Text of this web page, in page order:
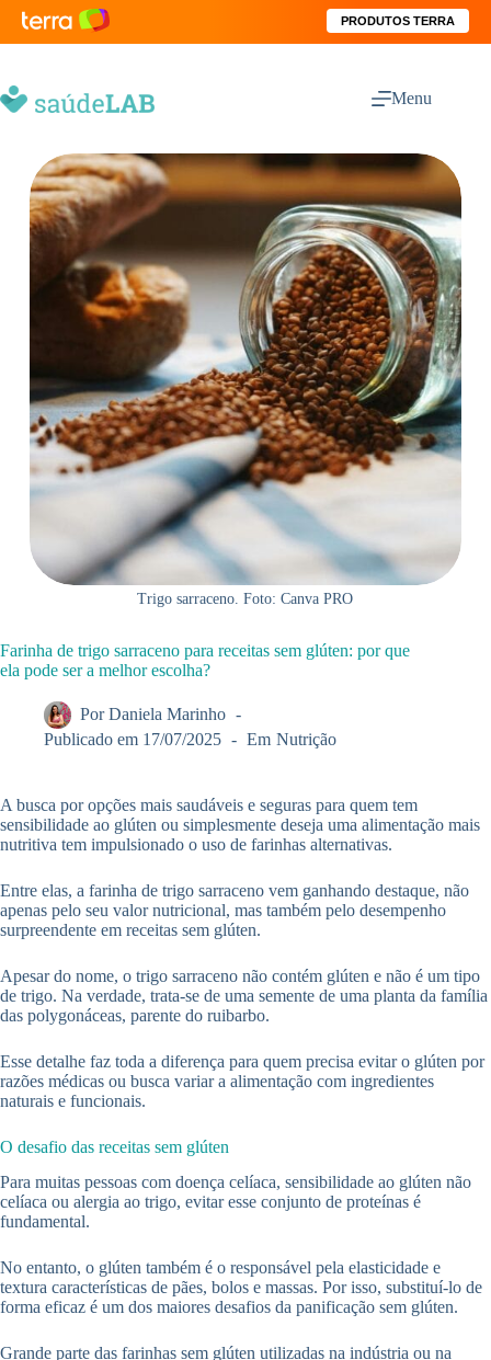
PRODUTOS TERRA
Menu
Trigo sarraceno. Foto: Canva PRO
Farinha de trigo sarraceno para receitas sem glúten: por que
ela pode ser a melhor escolha?
Por Daniela Marinho
Publicado em 17/07/2025 Em Nutrição
A busca por opções mais saudáveis e seguras para quem tem
sensibilidade ao glúten ou simplesmente deseja uma alimentação mais
nutritiva tem impulsionado o uso de farinhas alternativas.
Entre elas, a farinha de trigo sarraceno vem ganhando destaque, não
apenas pelo seu valor nutricional, mas também pelo desempenho
surpreendente em receitas sem glúten.
Apesar do nome, o trigo sarraceno não contém glúten e não é um tipo
de trigo. Na verdade, trata-se de uma semente de uma planta da família
das polygonáceas, parente do ruibarbo.
Esse detalhe faz toda a diferença para quem precisa evitar o glúten por
razões médicas ou busca variar a alimentação com ingredientes
naturais e funcionais.
O desafio das receitas sem glúten
Para muitas pessoas com doença celíaca, sensibilidade ao glúten não
celíaca ou alergia ao trigo, evitar esse conjunto de proteínas é
fundamental.
No entanto, o glúten também é o responsável pela elasticidade e
textura características de pães, bolos e massas. Por isso, substituí-lo de
forma eficaz é um dos maiores desafios da panificação sem glúten.
Grande parte das farinhas sem glúten utilizadas na indústria ou na